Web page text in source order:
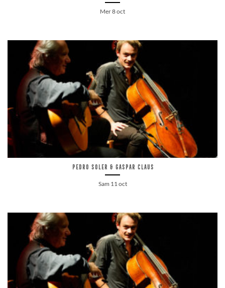
Mer 8 oct
Pedro Soler & Gaspar Claus
Sam 11 oct